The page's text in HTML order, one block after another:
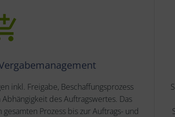
inkl. Freigabe, Beschaffungsprozess
des Auftragswertes. Das
Prozess bis zur Auftrags- und